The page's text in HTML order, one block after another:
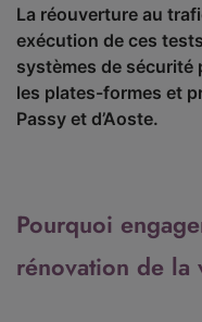
La réouverture au
exécution de ces
systèmes de sécurité
les plates-formes et
Passy et d’Aoste.
Pourquoi
rénovation de la